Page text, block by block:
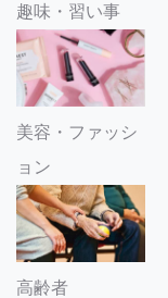
趣味・習い事
美容・ファッシ
ョン
高齢者